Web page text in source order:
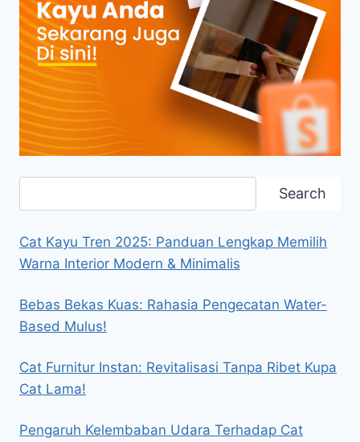
Search
Cat Kayu Tren 2025: Panduan Lengkap Memilih
Warna Interior Modern & Minimalis
Bebas Bekas Kuas: Rahasia Pengecatan Water-
Based Mulus!
Cat Furnitur Instan: Revitalisasi Tanpa Ribet Kupa
Cat Lama!
Pengaruh Kelembaban Udara Terhadap Cat